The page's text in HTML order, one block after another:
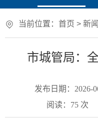
当前位置： 首页 > 新
市城管局：
发布日期：2026-
阅读： 75次